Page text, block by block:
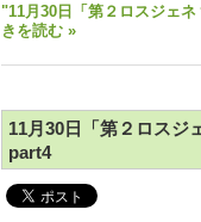
"11月30日「第２ロスジェ
きを読む »
11月30日「第２ロスジ
part4